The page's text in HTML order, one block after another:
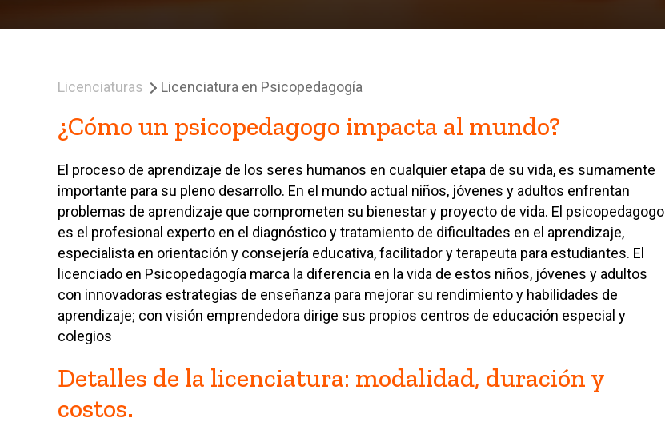
Licenciaturas Licenciatura en Psicopedagogía
¿Cómo un psicopedagogo impacta al mundo?
El proceso de aprendizaje de los seres humanos en cualquier etapa de su vida, es sumamente
importante para su pleno desarrollo. En el mundo actual niños, jóvenes y adultos enfrentan
problemas de aprendizaje que comprometen su bienestar y proyecto de vida. El psicopedagogo
es el profesional experto en el diagnóstico y tratamiento de dificultades en el aprendizaje,
especialista en orientación y consejería educativa, facilitador y terapeuta para estudiantes. El
licenciado en Psicopedagogía marca la diferencia en la vida de estos niños, jóvenes y adultos
con innovadoras estrategias de enseñanza para mejorar su rendimiento y habilidades de
aprendizaje; con visión emprendedora dirige sus propios centros de educación especial y
colegios
Detalles de la licenciatura: modalidad, duración y
costos.